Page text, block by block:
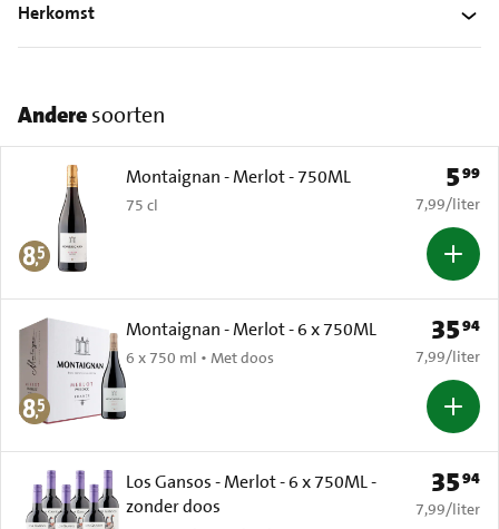
Herkomst
Anderesoorten
Montaignan - Merlot - 750ML
75 cl
Prijs:
599
€ 7,99 per
7,99/liter
Montaignan - Merlot - 6 x 750ML
6 x 750 ml • Met doos
Prijs: €
3594
€ 7,99 per
7,99/liter
Los Gansos - Merlot - 6 x 750ML -
zonder doos
Prijs: €
3594
€ 7,99 per
7,99/liter